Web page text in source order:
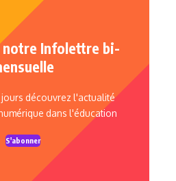
notre Infolettre bi-
découvrez l'actualité
dans l'éducation
S'abonner